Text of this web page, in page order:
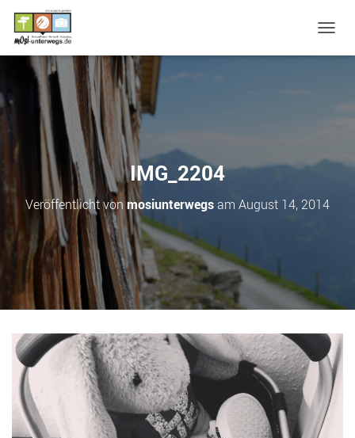
A
O
M
T
E
IMG_2204
Veröffentlicht vonmosiunterwegsam August 14, 2014